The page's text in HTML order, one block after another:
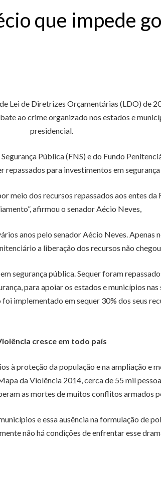
que impede
Lei de Diretrizes Orçamentárias (LDO) de
ao crime organizado nos estados e
presidencial.
Pública (FNS) e do Fundo
repassados para investimentos em
meio dos recursos repassados aos entes
afirmou o senador Aécio Neves,
anos pelo senador Aécio Neves. Apenas
a liberação dos recursos não
segurança pública. Sequer foram
para apoiar os estados e municípios
implementado em sequer 30% dos seus
cresce em todo país
à proteção da população e na ampliação
da Violência 2014, cerca de 55 mil
as mortes de muitos conflitos armados
e essa ausência na formulação de
não há condições de enfrentar esse